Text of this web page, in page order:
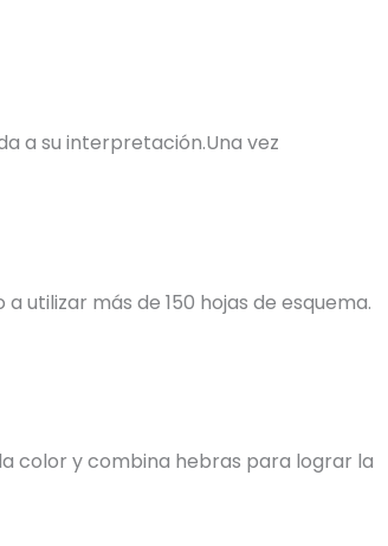
a su interpretación.Una vez
utilizar más de 150 hojas de esquema.
color y combina hebras para lograr la